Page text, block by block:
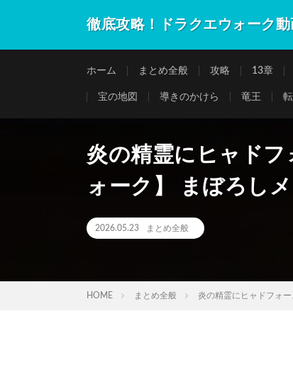
徹底攻略！ドラクエウォーク
ホーム まとめ全般 攻略 13章
宝の地図 導きのかけら 竜王
炎の精霊にヒャドフ
ォーク】 まぼろし
2026.05.23 まとめ全般
HOME まとめ全般 炎の精霊にヒャドフォ